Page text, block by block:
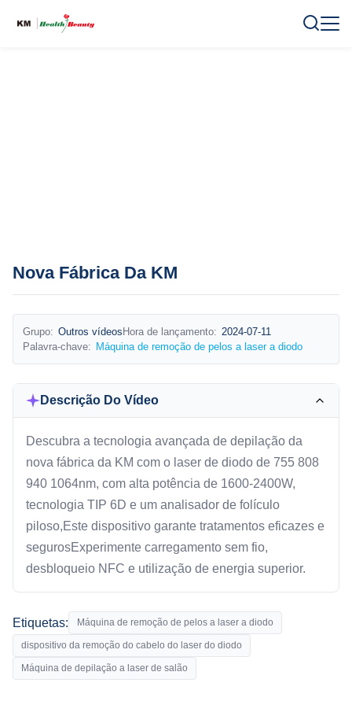
Nova Fábrica Da KM
Grupo: Outros vídeos Hora de lançamento: 2024-07-11
Palavra-chave: Máquina de remoção de pelos a laser a diodo
Descrição Do Vídeo
Descubra a tecnologia avançada de depilação da
nova fábrica da KM com o laser de diodo de 755 808
940 1064nm, com alta potência de 1600-2400W,
tecnologia TIP 6D e um analisador de folículo
piloso,Este dispositivo garante tratamentos eficazes e
segurosExperimente carregamento sem fio,
desbloqueio NFC e utilização de energia superior.
Etiquetas: Máquina de remoção de pelos a laser a diodo
dispositivo da remoção do cabelo do laser do diodo
Máquina de depilação a laser de salão